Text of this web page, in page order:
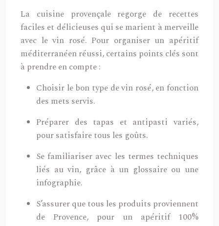
La cuisine provençale regorge de recettes
faciles et délicieuses qui se marient à merveille
avec le vin rosé. Pour organiser un apéritif
méditerranéen réussi, certains points clés sont
à prendre en compte :
Choisir le bon type de vin rosé, en fonction
des mets servis.
Préparer des tapas et antipasti variés,
pour satisfaire tous les goûts.
Se familiariser avec les termes techniques
liés au vin, grâce à un glossaire ou une
infographie.
S’assurer que tous les produits proviennent
de Provence, pour un apéritif 100%